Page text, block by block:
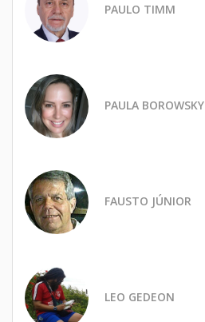
PAULO TIMM
PAULA BOROWSKY
FAUSTO JÚNIOR
LEO GEDEON